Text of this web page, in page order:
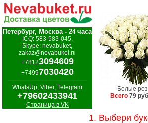
Петербург, Москва - 24 часа
ICQ: 583-583-045,
Skype: nevabuket,
zakaz@nevabuket.ru
+78123094609
+74997030420
WhatsUp, Viber, Telegram
+79602433941
Страница в VK
Белые
Всего 79
1. Выбери